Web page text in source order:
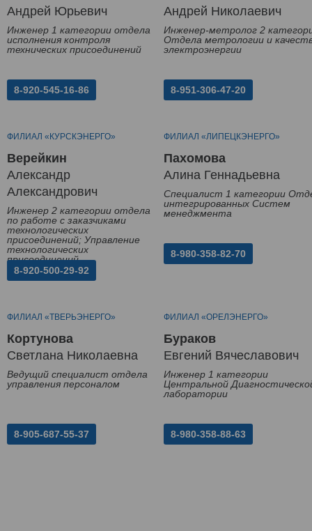
Андрей Юрьевич
Инженер 1 категории отдела
исполнения контроля
технических присоединений
8-920-545-16-86
Андрей Николаевич
Инженер-метролог 2
Отдела метрологии и
электроэнергии
8-951-306-47-20
ФИЛИАЛ «КУРСКЭНЕРГО»
Верейкин
Александр
Александрович
Инженер 2 категории отдела
по работе с заказчиками
технологических
присоединений; Управление
технологических
присоединений
8-920-500-29-92
ФИЛИАЛ «ЛИПЕЦКЭНЕРГО»
Пахомова
Алина Геннадьевна
Специалист 1 категории
интегрированных Систем
менеджмента
8-980-358-82-70
ФИЛИАЛ «ТВЕРЬЭНЕРГО»
Кортунова
Светлана Николаевна
Ведущий специалист отдела
управления персоналом
8-905-687-55-37
ФИЛИАЛ «ОРЕЛЭНЕРГО»
Бураков
Евгений Вячеславович
Инженер 1 категории
Центральной
лаборатории
8-980-358-88-63